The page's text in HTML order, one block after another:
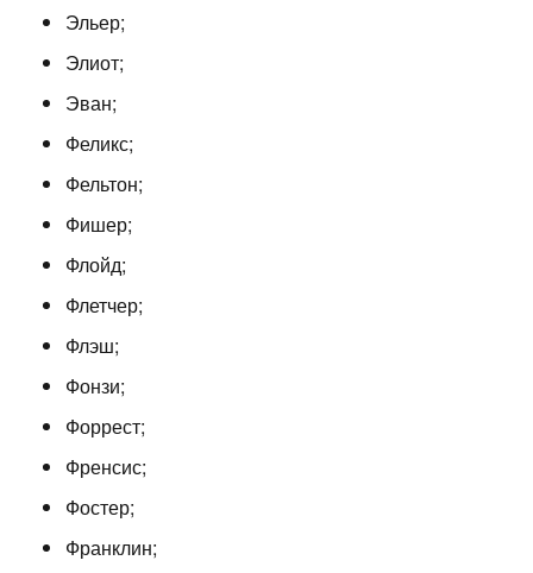
Эльер;
Элиот;
Эван;
Феликс;
Фельтон;
Фишер;
Флойд;
Флетчер;
Флэш;
Фонзи;
Форрест;
Френсис;
Фостер;
Франклин;